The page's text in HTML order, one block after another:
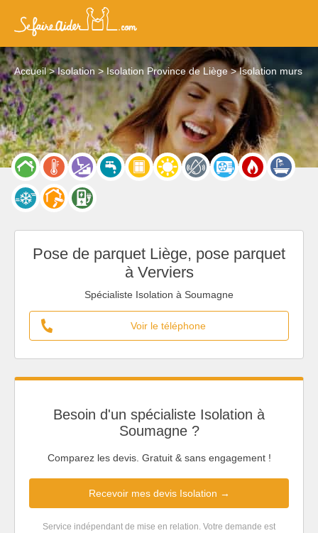
Accueil Isolation Isolation Province de Liège Isolation murs
Pose de parquet Liège, pose parquet
à Verviers
Spécialiste Isolation à Soumagne
Voir le téléphone
Besoin d'un spécialiste Isolation à
Soumagne ?
Comparez les devis. Gratuit & sans engagement !
Recevoir mes devis Isolation →
Service indépendant de mise en relation. Votre demande est